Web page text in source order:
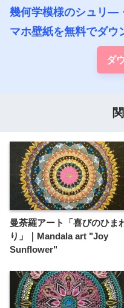
幾何学模様のシュリ―
マホ壁紙を無料でダウ
ダ
曼荼羅アート「喜びのひま
り」｜Mandala art "Joy
Sunflower"